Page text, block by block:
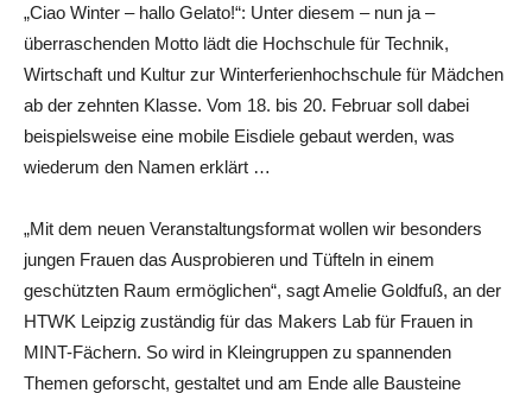
„Ciao Winter – hallo Gelato!“: Unter diesem – nun ja –
überraschenden Motto lädt die Hochschule für Technik,
Wirtschaft und Kultur zur Winterferienhochschule für Mädchen
ab der zehnten Klasse. Vom 18. bis 20. Februar soll dabei
beispielsweise eine mobile Eisdiele gebaut werden, was
wiederum den Namen erklärt …
„Mit dem neuen Veranstaltungsformat wollen wir besonders
jungen Frauen das Ausprobieren und Tüfteln in einem
geschützten Raum ermöglichen“, sagt Amelie Goldfuß, an der
HTWK Leipzig zuständig für das Makers Lab für Frauen in
MINT-Fächern. So wird in Kleingruppen zu spannenden
Themen geforscht, gestaltet und am Ende alle Bausteine